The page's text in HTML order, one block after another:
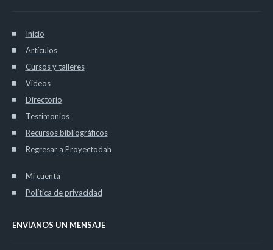
Inicio
Artículos
Cursos y talleres
Videos
Directorio
Testimonios
Recursos bibliográficos
Regresar a Proyectodah
Mi cuenta
Política de privacidad
ENVÍANOS UN MENSAJE